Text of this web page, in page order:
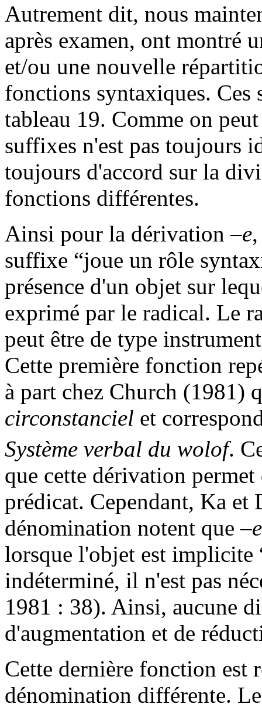
Autrement dit, nous
après examen, ont montré
et/ou une nouvelle
fonctions syntaxiques. Ces
tableau 19. Comme on
suffixes n'est pas toujours
toujours d'accord sur la
fonctions différentes.
Ainsi pour la dérivation–e
suffixe “joue un rôle
présence d'un objet sur
exprimé par le radical. Le
peut être de type
Cette première fonction
à part chez Church (1981)
circonstanciel et
Système verbal du wolof.
que cette dérivation
prédicat. Cependant, Ka et
dénomination notent que–e
lorsque l'objet est
indéterminé, il n'est pas
1981 : 38). Ainsi, aucune
d'augmentation et de
Cette dernière fonction est
dénomination différente.